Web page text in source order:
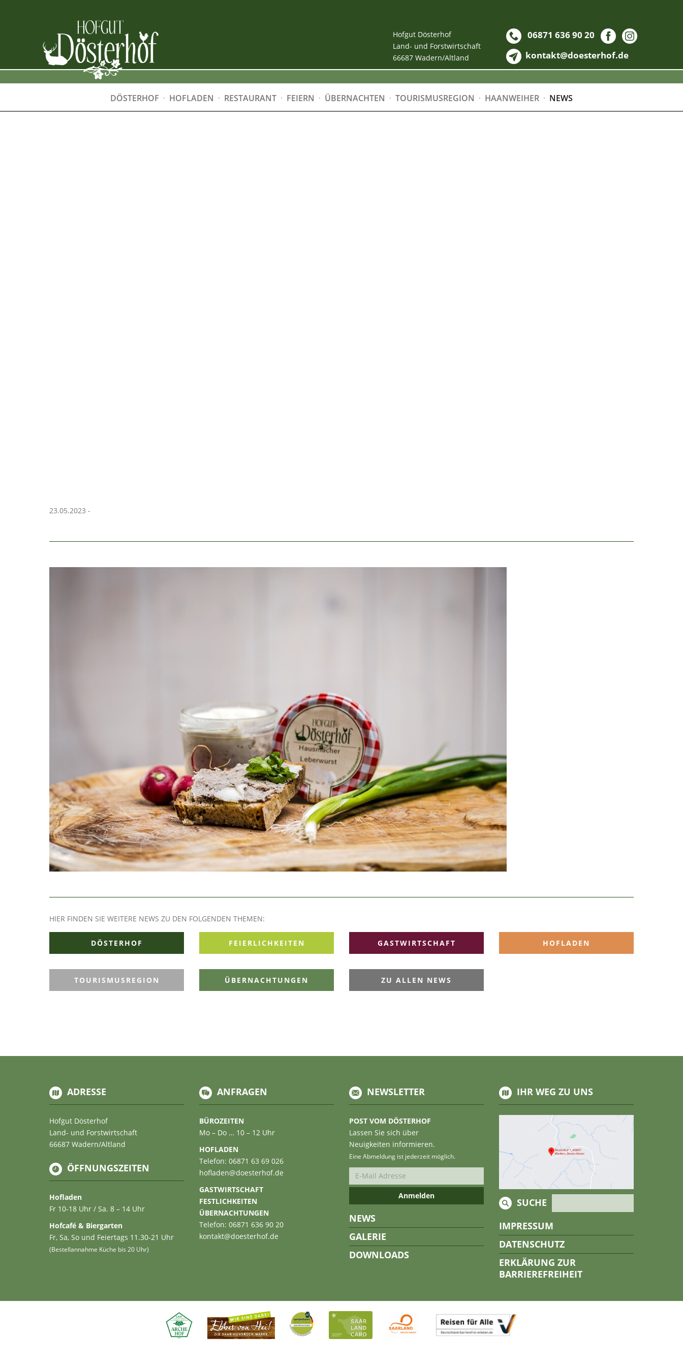
23.05.2023 -
HIER FINDEN SIE WEITERE NEWS ZU DEN FOLGENDEN THEMEN:
DÖSTERHOF FEIERLICHKEITEN GASTWIRTSCHAFT HOFLADEN
TOURISMUSREGION ÜBERNACHTUNGEN ZU ALLEN NEWS
ADRESSE
Hofgut Dösterhof
Land- und Forstwirtschaft
66687 Wadern/Altland
ÖFFNUNGSZEITEN
Hofladen
Fr 10-18 Uhr / Sa. 8 – 14 Uhr
Hofcafé & Biergarten
Fr, Sa, So und Feiertags 11.30-21 Uhr
(Bestellannahme Küche bis 20 Uhr)
ANFRAGEN
BÜROZEITEN
Mo – Do … 10 – 12 Uhr
HOFLADEN
Telefon: 06871 63 69 026
hofladen@doesterhof.de
GASTWIRTSCHAFT
FESTLICHKEITEN
ÜBERNACHTUNGEN
Telefon: 06871 636 90 20
kontakt@doesterhof.de
NEWSLETTER
POST VOM DÖSTERHOF
Lassen Sie sich über
Neuigkeiten informieren.
Eine Abmeldung ist jederzeit möglich.
NEWS
GALERIE
DOWNLOADS
IHR WEG ZU UNS
SUCHE
IMPRESSUM
DATENSCHUTZ
ERKLÄRUNG ZUR
BARRIEREFREIHEIT
Hofgut Dösterhof
Land- und Forstwirtschaft
66687 Wadern/Altland
06871 636 90 20
kontakt@doesterhof.de
DÖSTERHOF HOFLADEN RESTAURANT FEIERN ÜBERNACHTEN TOURISMUSREGION HAANWEIHER NEWS